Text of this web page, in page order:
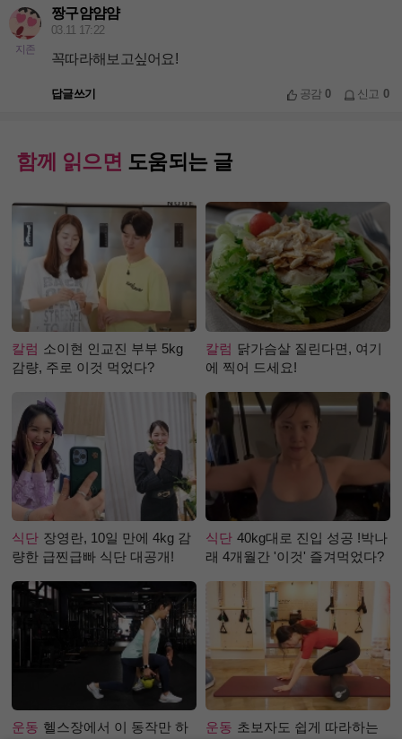
지존
짱구얌얌얌
03.11 17:22
꼭따라해보고싶어요!
답글쓰기 공감0 신고 0
함께 읽으면 도움되는 글
칼럼 소이현 인교진 부부 5kg
감량, 주로 이것 먹었다?
칼럼 닭가슴살 질린다면, 여기
에 찍어 드세요!
식단 장영란, 10일 만에 4kg 감
량한 급찐급빠 식단 대공개!
식단 40kg대로 진입 성공 !박나
래 4개월간 '이것' 즐겨먹었다?
운동 헬스장에서 이 동작만 하
운동 초보자도 쉽게 따라하는